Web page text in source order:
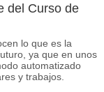
del Curso de
lo que es la
ya que en unos
automatizado
y trabajos.